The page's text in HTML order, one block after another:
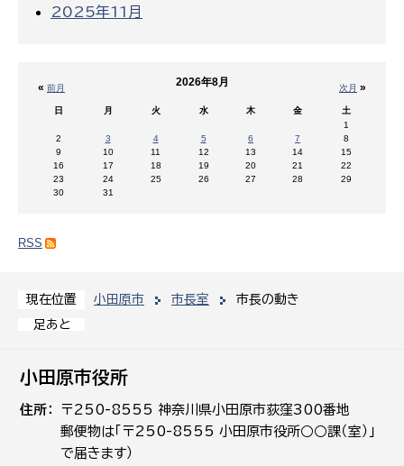
現在位置 小田原市 市長室
市長の動き
足あと
2025年11月
« 前月 次月 »
2026年8月
日 月 火 水 木 金
土
1
2
3 4 5 6 7
8
9
10 11 12 13 14
15
16
17 18 19 20 21
22
23
24 25 26 27 28
29
30
31
RSS
小田原市役所
住所
〒250-8555 神奈川県小田原市荻窪300番地
郵便物は「〒250-8555 小田原市役所○○課（室）」
で届きます）